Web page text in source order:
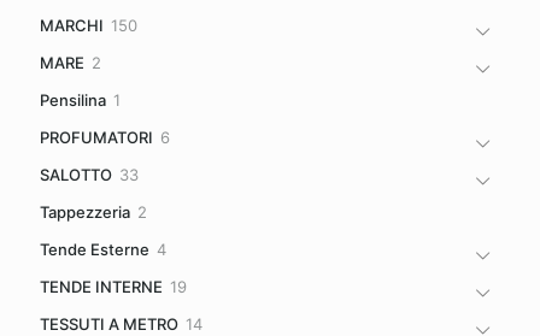
MARCHI 150150
MARE 2
Pensilina 1
PROFUMATORI 6
SALOTTO 3333
Tappezzeria 2
Tende Esterne 44
TENDE INTERNE 1919
TESSUTI A METRO 1414